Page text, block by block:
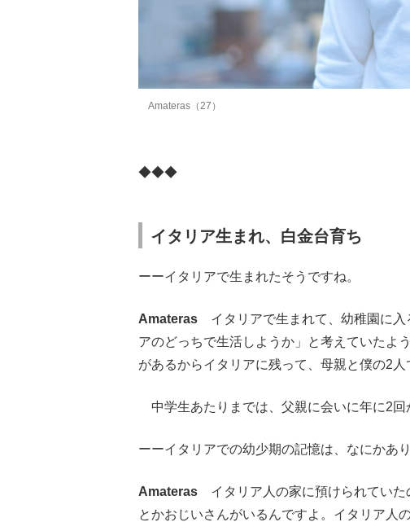
Amateras（27）
◆◆◆
イタリア生まれ、白金台育ち
ーーイタリアで生まれたそうですね。
Amateras イタリアで生まれて、幼稚園に入
アのどっちで生活しようか」と考えていたよ
があるからイタリアに残って、母親と僕の2人
中学生あたりまでは、父親に会いに年に2回
ーーイタリアでの幼少期の記憶は、なにかあり
Amateras イタリア人の家に預けられていた
とかおじいさんがいるんですよ。イタリア人